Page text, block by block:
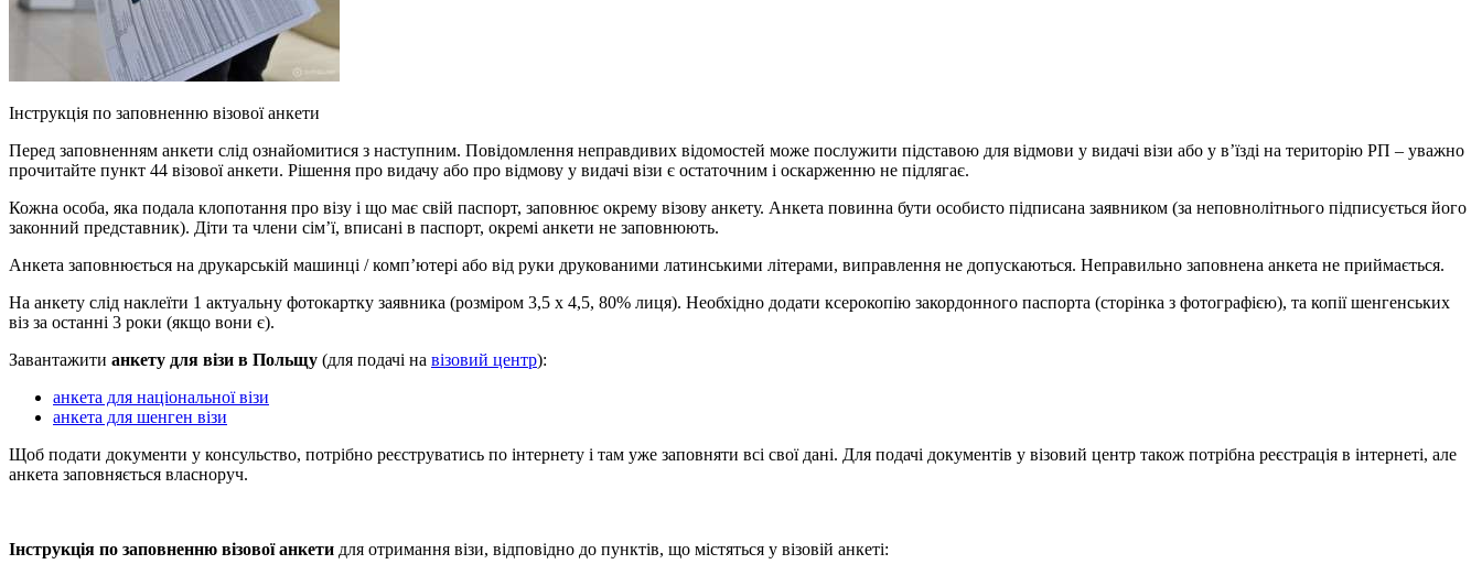
Інструкція по заповненню візової анкети
Перед заповненням анкети слід ознайомитися з наступним. Повідомлення неправдивих відомостей може послужити підставою для відмови у видачі візи або у в’їзді на територію РП – уважно
прочитайте пункт 44 візової анкети. Рішення про видачу або про відмову у видачі візи є остаточним і оскарженню не підлягає.
Кожна особа, яка подала клопотання про візу і що має свій паспорт, заповнює окрему візову анкету. Анкета повинна бути особисто підписана заявником (за неповнолітнього підписується його
законний представник). Діти та члени сім’ї, вписані в паспорт, окремі анкети не заповнюють.
Анкета заповнюється на друкарській машинці / комп’ютері або від руки друкованими латинськими літерами, виправлення не допускаються. Неправильно заповнена анкета не приймається.
На анкету слід наклеїти 1 актуальну фотокартку заявника (розміром 3,5 х 4,5, 80% лиця). Необхідно додати ксерокопію закордонного паспорта (сторінка з фотографією), та копії шенгенських
віз за останні 3 роки (якщо вони є).
Завантажити анкету для візи в Польщу (для подачі на візовий центр):
анкета для національної візи
анкета для шенген візи
Щоб подати документи у консульство, потрібно реєструватись по інтернету і там уже заповняти всі свої дані. Для подачі документів у візовий центр також потрібна реєстрація в інтернеті, але
анкета заповняється власноруч.
Інструкція по заповненню візової анкети для отримання візи, відповідно до пунктів, що містяться у візовій анкеті: